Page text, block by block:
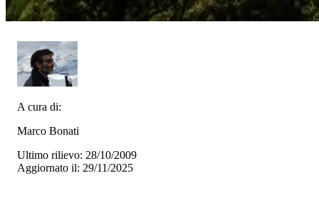
A cura di:
Marco Bonati
Ultimo rilievo: 28/10/2009
Aggiornato il: 29/11/2025